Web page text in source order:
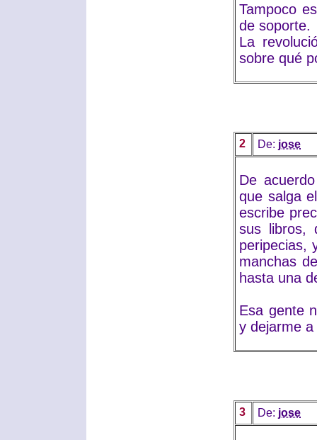
Tampoco
de soporte.
La
sobre qué
2 De: jose
De
que salga
escribe
sus libros,
peripecias,
manchas
hasta una
Esa gente
y dejarme
3 De: jose